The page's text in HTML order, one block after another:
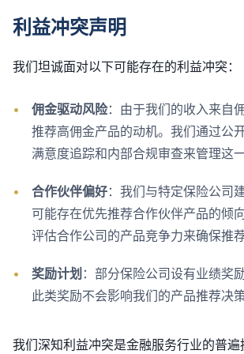
利益冲突声明
我们坦诚面对以下可能存在的利益冲突：
• 佣金驱动风险：由于我们的收入来自
推荐高佣金产品的动机。我们通过公
满意度追踪和内部合规审查来管理这一
• 合作伙伴偏好：我们与特定保险公司
可能存在优先推荐合作伙伴产品的倾
评估合作公司的产品竞争力来确保推
• 奖励计划 ：部分保险公司设有业绩奖
此类奖励不会影响我们的产品推荐决策
我们深知利益冲突是金融服务行业的普